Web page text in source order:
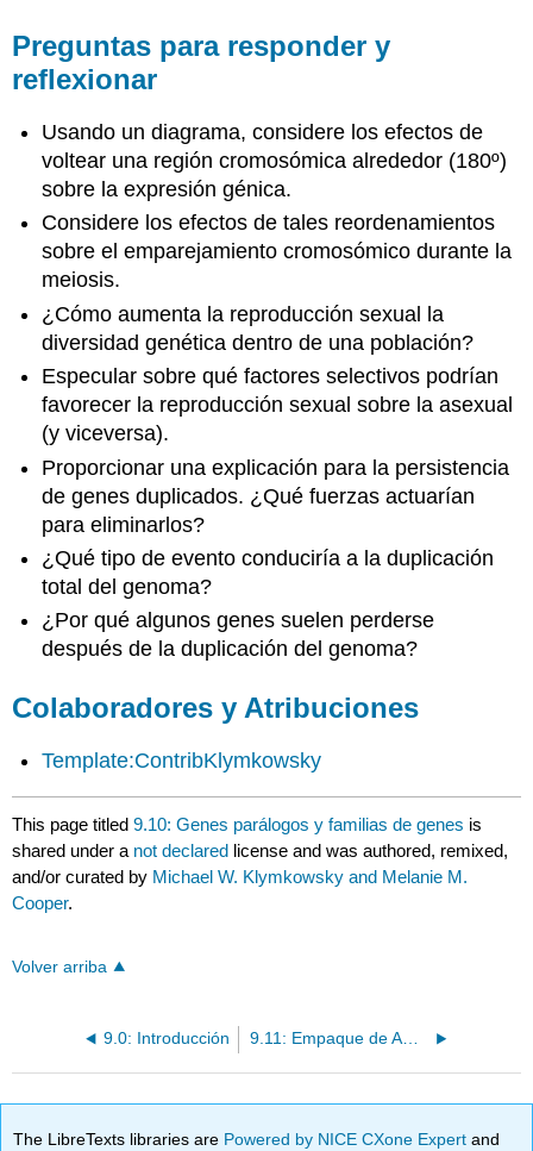
Preguntas para responder y
reflexionar
Usando un diagrama, considere los efectos de
voltear una región cromosómica alrededor (180º)
sobre la expresión génica.
Considere los efectos de tales reordenamientos
sobre el emparejamiento cromosómico durante la
meiosis.
¿Cómo aumenta la reproducción sexual la
diversidad genética dentro de una población?
Especular sobre qué factores selectivos podrían
favorecer la reproducción sexual sobre la asexual
(y viceversa).
Proporcionar una explicación para la persistencia
de genes duplicados. ¿Qué fuerzas actuarían
para eliminarlos?
¿Qué tipo de evento conduciría a la duplicación
total del genoma?
¿Por qué algunos genes suelen perderse
después de la duplicación del genoma?
Colaboradores y Atribuciones
Template:ContribKlymkowsky
This page titled9.10: Genes parálogos y familias de genes is
shared under a not declared license and was authored, remixed,
and/or curated by Michael W. Klymkowsky and Melanie M.
Cooper.
Volver arriba
9.0: Introducción 9.11: Empaque de ADN en una célula
The LibreTexts libraries are Powered by NICE CXone Expertand